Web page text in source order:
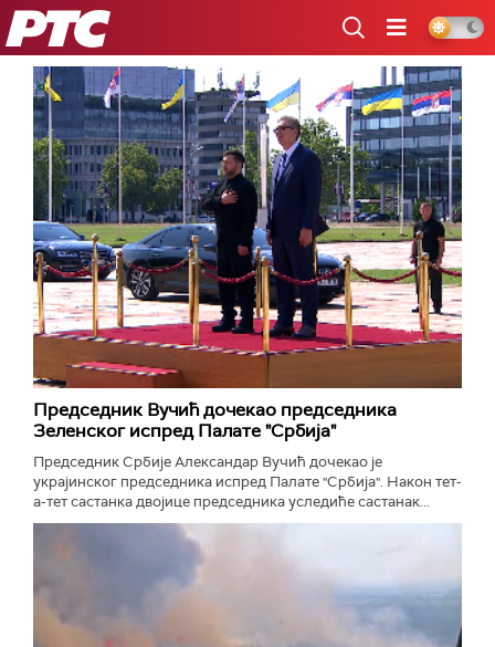
РТС
Председник Вучић дочекао председника
Зеленског испред Палате "Србија"
Председник Србије Александар Вучић дочекао је
украјинског председника испред Палате "Србија". Након тет-
а-тет састанка двојице председника уследиће састанак...